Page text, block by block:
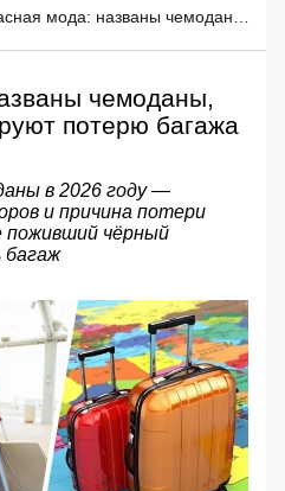
Опасная мода: названы чемоданы, которые гарантируют потерю багажа в аэропорту
чемоданы,
потерю багажа
в 2026 году —
и причина потери
поживший чёрный
багаж